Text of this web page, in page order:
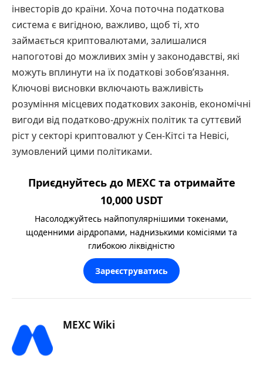
інвесторів до країни. Хоча поточна податкова
система є вигідною, важливо, щоб ті, хто
займається криптовалютами, залишалися
напоготові до можливих змін у законодавстві, які
можуть вплинути на їх податкові зобов’язання.
Ключові висновки включають важливість
розуміння місцевих податкових законів, економічні
вигоди від податково-дружніх політик та суттєвий
ріст у секторі криптовалют у Сен-Кітсі та Невісі,
зумовлений цими політиками.
Приєднуйтесь до MEXC та отримайте
10,000 USDT
Насолоджуйтесь найпопулярнішими токенами,
щоденними аірдропами, наднизькими комісіями та
глибокою ліквідністю
Зареєструватись
MEXC Wiki